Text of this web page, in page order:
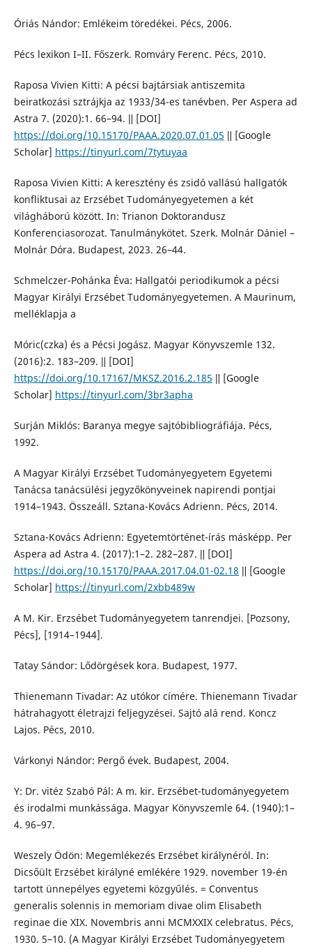
Óriás Nándor: Emlékeim töredékei. Pécs, 2006.
Pécs lexikon I–II. Főszerk. Romváry Ferenc. Pécs, 2010.
Raposa Vivien Kitti: A pécsi bajtársiak antiszemita
beiratkozási sztrájkja az 1933/34-es tanévben. Per Aspera ad
Astra 7. (2020):1. 66–94. ǁ [DOI]
https://doi.org/10.15170/PAAA.2020.07.01.05 ǁ [Google
Scholar] https://tinyurl.com/7tytuyaa
Raposa Vivien Kitti: A keresztény és zsidó vallású hallgatók
konfliktusai az Erzsébet Tudományegyetemen a két
világháború között. In: Trianon Doktorandusz
Konferenciasorozat. Tanulmánykötet. Szerk. Molnár Dániel –
Molnár Dóra. Budapest, 2023. 26–44.
Schmelczer-Pohánka Éva: Hallgatói periodikumok a pécsi
Magyar Királyi Erzsébet Tudományegyetemen. A Maurinum,
melléklapja a
Móric(czka) és a Pécsi Jogász. Magyar Könyvszemle 132.
(2016):2. 183–209. ǁ [DOI]
https://doi.org/10.17167/MKSZ.2016.2.185 ǁ [Google
Scholar] https://tinyurl.com/3br3apha
Surján Miklós: Baranya megye sajtóbibliográfiája. Pécs,
1992.
A Magyar Királyi Erzsébet Tudományegyetem Egyetemi
Tanácsa tanácsülési jegyzőkönyveinek napirendi pontjai
1914–1943. Összeáll. Sztana-Kovács Adrienn. Pécs, 2014.
Sztana-Kovács Adrienn: Egyetemtörténet-írás másképp. Per
Aspera ad Astra 4. (2017):1–2. 282–287. ǁ [DOI]
https://doi.org/10.15170/PAAA.2017.04.01-02.18 ǁ [Google
Scholar] https://tinyurl.com/2xbb489w
A M. Kir. Erzsébet Tudományegyetem tanrendjei. [Pozsony,
Pécs], [1914–1944].
Tatay Sándor: Lődörgések kora. Budapest, 1977.
Thienemann Tivadar: Az utókor címére. Thienemann Tivadar
hátrahagyott életrajzi feljegyzései. Sajtó alá rend. Koncz
Lajos. Pécs, 2010.
Várkonyi Nándor: Pergő évek. Budapest, 2004.
Y: Dr. vitéz Szabó Pál: A m. kir. Erzsébet-tudományegyetem
és irodalmi munkássága. Magyar Könyvszemle 64. (1940):1–
4. 96–97.
Weszely Ödön: Megemlékezés Erzsébet királynéról. In:
Dicsőült Erzsébet királyné emlékére 1929. november 19-én
tartott ünnepélyes egyetemi közgyűlés. = Conventus
generalis solennis in memoriam divae olim Elisabeth
reginae die XIX. Novembris anni MCMXXIX celebratus. Pécs,
1930. 5–10. (A Magyar Királyi Erzsébet Tudományegyetem